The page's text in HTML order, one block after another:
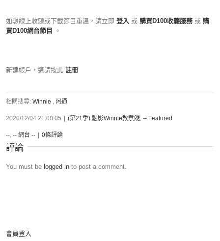
如想線上收聽或下載節目重溫，請立即 登入 或 購買D100收聽服務 或 購
買D100網台節目
。
新建帳戶，這請按此 註冊
相關搜尋: Winnie , 阿通
2020/12/04 21:00:05 (第21季) 魅影Winnie教煮餸, -- Featured
--, -- 網台 -- 0條評論
評論
You must be logged in to post a comment.
會員登入